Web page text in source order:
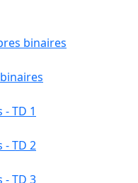
binaires
TD 1
- TD 2
- TD 3